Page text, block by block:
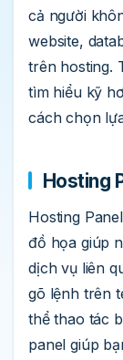
cả người
website,
trên hosting.
tìm hiểu kỹ
cách chọn
Hosting
Hosting
đồ họa giúp
dịch vụ liên
gõ lệnh trên
thể thao tác
panel giúp